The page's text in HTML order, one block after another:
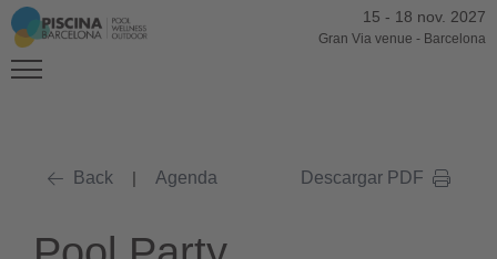
15 - 18 nov. 2027
Gran Via venue - Barcelona
Back | Agenda Descargar PDF